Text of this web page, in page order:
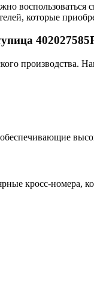
которые
производства.
кросс-номера,